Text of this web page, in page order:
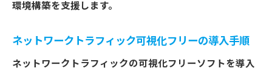
環境構築を支援します。
ネットワークトラフィック可視化フリーの導入手順
ネットワークトラフィックの可視化フリーソフトを導入